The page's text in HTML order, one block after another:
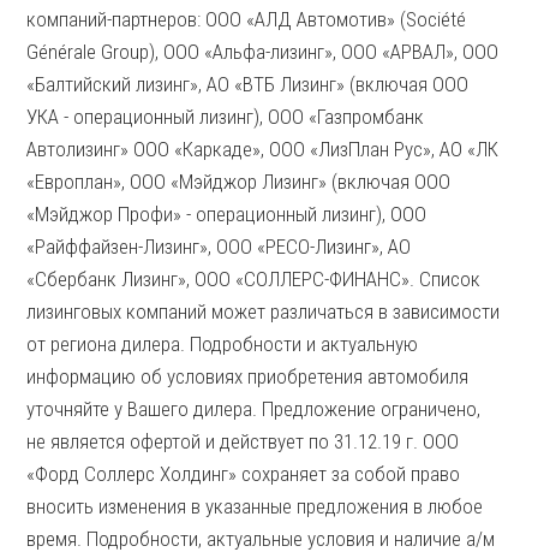
компаний-партнеров: ООО «АЛД Автомотив» (Société
Générale Group), ООО «Альфа-лизинг», ООО «АРВАЛ», ООО
«Балтийский лизинг», АО «ВТБ Лизинг» (включая ООО
УКА - операционный лизинг), ООО «Газпромбанк
Автолизинг» ООО «Каркаде», ООО «ЛизПлан Рус», АО «ЛК
«Европлан», ООО «Мэйджор Лизинг» (включая ООО
«Мэйджор Профи» - операционный лизинг), ООО
«Райффайзен-Лизинг», ООО «РЕСО-Лизинг», АО
«Сбербанк Лизинг», ООО «СОЛЛЕРС-ФИНАНС». Список
лизинговых компаний может различаться в зависимости
от региона дилера. Подробности и актуальную
информацию об условиях приобретения автомобиля
уточняйте у Вашего дилера. Предложение ограничено,
не является офертой и действует по 31.12.19 г. ООО
«Форд Соллерс Холдинг» сохраняет за собой право
вносить изменения в указанные предложения в любое
время. Подробности, актуальные условия и наличие а/м